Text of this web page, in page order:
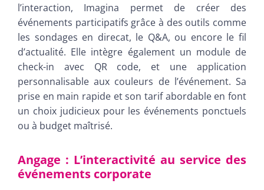
l’interaction, Imagina permet de créer des
événements participatifs grâce à des outils comme
les sondages en direcat, le Q&A, ou encore le fil
d’actualité. Elle intègre également un module de
check-in avec QR code, et une application
personnalisable aux couleurs de l’événement. Sa
prise en main rapide et son tarif abordable en font
un choix judicieux pour les événements ponctuels
ou à budget maîtrisé.
Angage : L’interactivité au service des
événements corporate